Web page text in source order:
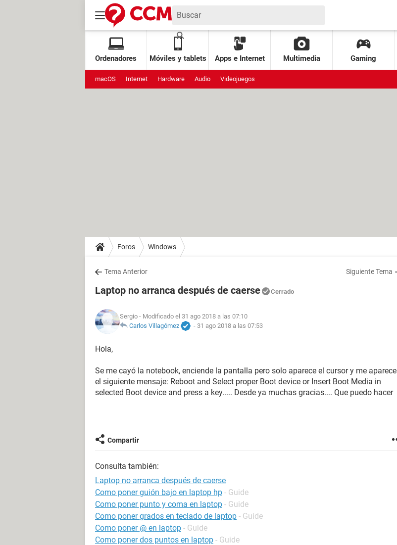
Ordenadores Móviles y tablets Apps e Internet Multimedia Gaming
macOS Internet Hardware Audio Videojuegos
Foros Windows
Tema Anterior Siguiente Tema
Laptop no arranca después de caerse Cerrado
Sergio - Modificado el 31 ago 2018 a las 07:10
Carlos Villagómez
- 31 ago 2018 a las 07:53
Hola,
Se me cayó la notebook, enciende la pantalla pero solo aparece el cursor y me aparece
el siguiente mensaje: Reboot and Select proper Boot device or Insert Boot Media in
selected Boot device and press a key..... Desde ya muchas gracias.... Que puedo hacer
Compartir
Consulta también:
Laptop no arranca después de caerse
Como poner guión bajo en laptop hp - Guide
Como poner punto y coma en laptop - Guide
Como poner grados en teclado de laptop - Guide
Como poner @ en laptop - Guide
Como poner dos puntos en laptop - Guide